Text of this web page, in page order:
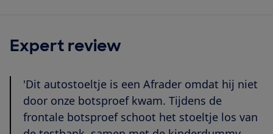
Expert review
'Dit autostoeltje is een Afrader omdat hij niet
door onze botsproef kwam. Tijdens de
frontale botsproef schoot het stoeltje los van